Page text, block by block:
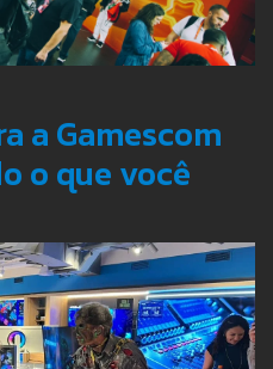
a Gamescom
o que você